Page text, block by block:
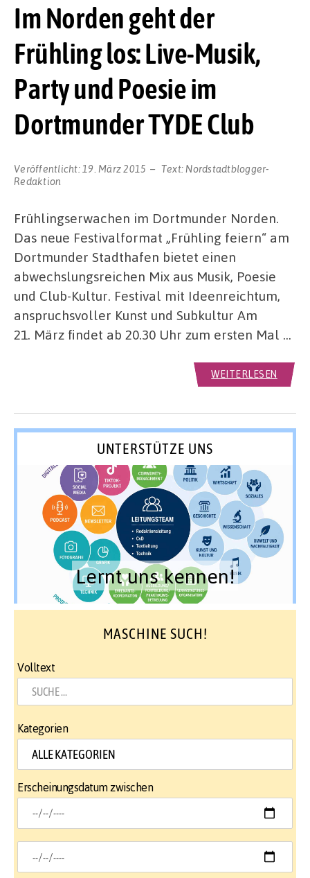
Im Norden geht der
Frühling los: Live-Musik,
Party und Poesie im
Dortmunder TYDE Club
Veröffentlicht: 19. März 2015 Text: Nordstadtblogger-
Redaktion
Frühlingserwachen im Dortmunder Norden.
Das neue Festivalformat „Frühling feiern“ am
Dortmunder Stadthafen bietet einen
abwechslungsreichen Mix aus Musik, Poesie
und Club-Kultur. Festival mit Ideenreichtum,
anspruchsvoller Kunst und Subkultur Am
21. März findet ab 20.30 Uhr zum ersten Mal …
WEITERLESEN
UNTERSTÜTZE UNS
Lernt uns kennen!
MASCHINE SUCH!
Volltext
Kategorien
Erscheinungsdatum zwischen